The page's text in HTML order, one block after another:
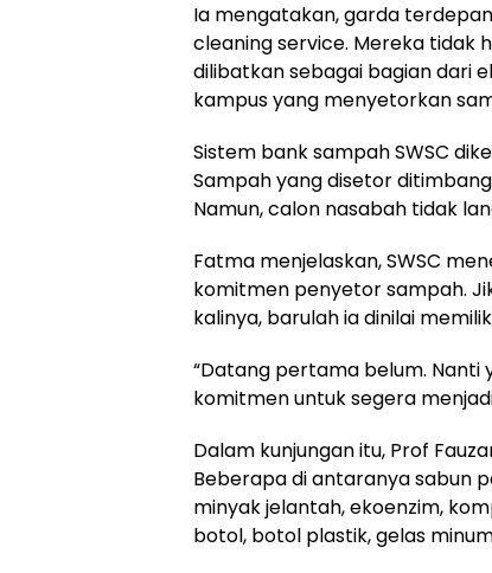
Ia mengatakan, garda
cleaning service. Mereka tidak
dilibatkan sebagai bagian dari
kampus yang menyetorkan
Sistem bank sampah SWSC
Sampah yang disetor
Namun, calon nasabah tidak
Fatma menjelaskan, SWSC
komitmen penyetor sampah.
kalinya, barulah ia dinilai
“Datang pertama belum. Nanti
komitmen untuk segera
Dalam kunjungan itu, Prof
Beberapa di antaranya sabun
minyak jelantah, ekoenzim,
botol, botol plastik, gelas